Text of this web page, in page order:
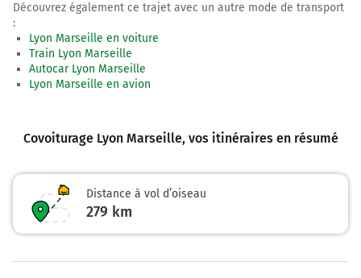
Découvrez également ce trajet avec un autre mode de transport
:
Lyon Marseille en voiture
Train Lyon Marseille
Autocar Lyon Marseille
Lyon Marseille en avion
Covoiturage Lyon Marseille, vos itinéraires en résumé
Distance à vol d’oiseau
279 km